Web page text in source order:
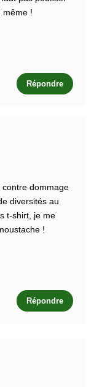
même !
Répondre
dommage
diversités au
t-shirt, je me
!
Répondre